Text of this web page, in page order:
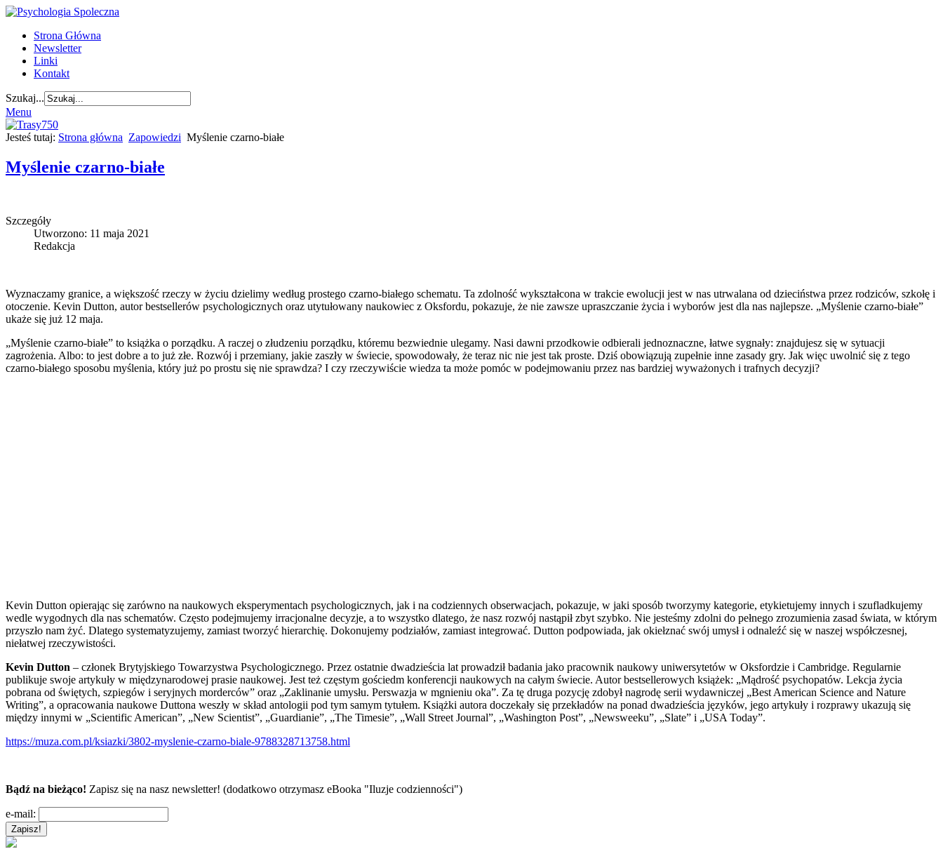
Strona Główna
Newsletter
Linki
Kontakt
Szukaj...
Menu
Jesteś tutaj: Strona główna Zapowiedzi Myślenie czarno-białe
Myślenie czarno-białe
Szczegóły
Utworzono: 11 maja 2021
Redakcja
Wyznaczamy granice, a większość rzeczy w życiu dzielimy według prostego czarno-białego schematu. Ta zdolność wykształcona w trakcie ewolucji jest w nas utrwalana od dzieciństwa przez rodziców, szkołę i
otoczenie. Kevin Dutton, autor bestsellerów psychologicznych oraz utytułowany naukowiec z Oksfordu, pokazuje, że nie zawsze upraszczanie życia i wyborów jest dla nas najlepsze. „Myślenie czarno-białe”
ukaże się już 12 maja.
„Myślenie czarno-białe” to książka o porządku. A raczej o złudzeniu porządku, któremu bezwiednie ulegamy. Nasi dawni przodkowie odbierali jednoznaczne, łatwe sygnały: znajdujesz się w sytuacji
zagrożenia. Albo: to jest dobre a to już złe. Rozwój i przemiany, jakie zaszły w świecie, spowodowały, że teraz nic nie jest tak proste. Dziś obowiązują zupełnie inne zasady gry. Jak więc uwolnić się z tego
czarno-białego sposobu myślenia, który już po prostu się nie sprawdza? I czy rzeczywiście wiedza ta może pomóc w podejmowaniu przez nas bardziej wyważonych i trafnych decyzji?
Kevin Dutton opierając się zarówno na naukowych eksperymentach psychologicznych, jak i na codziennych obserwacjach, pokazuje, w jaki sposób tworzymy kategorie, etykietujemy innych i szufladkujemy
wedle wygodnych dla nas schematów. Często podejmujemy irracjonalne decyzje, a to wszystko dlatego, że nasz rozwój nastąpił zbyt szybko. Nie jesteśmy zdolni do pełnego zrozumienia zasad świata, w którym
przyszło nam żyć. Dlatego systematyzujemy, zamiast tworzyć hierarchię. Dokonujemy podziałów, zamiast integrować. Dutton podpowiada, jak okiełznać swój umysł i odnaleźć się w naszej współczesnej,
niełatwej rzeczywistości.
Kevin Dutton – członek Brytyjskiego Towarzystwa Psychologicznego. Przez ostatnie dwadzieścia lat prowadził badania jako pracownik naukowy uniwersytetów w Oksfordzie i Cambridge. Regularnie
publikuje swoje artykuły w międzynarodowej prasie naukowej. Jest też częstym gościedm konferencji naukowych na całym świecie. Autor bestsellerowych książek: „Mądrość psychopatów. Lekcja życia
pobrana od świętych, szpiegów i seryjnych morderców” oraz „Zaklinanie umysłu. Perswazja w mgnieniu oka”. Za tę druga pozycję zdobył nagrodę serii wydawniczej „Best American Science and Nature
Writing”, a opracowania naukowe Duttona weszły w skład antologii pod tym samym tytułem. Książki autora doczekały się przekładów na ponad dwadzieścia języków, jego artykuły i rozprawy ukazują się
między innymi w „Scientific American”, „New Scientist”, „Guardianie”, „The Timesie”, „Wall Street Journal”, „Washington Post”, „Newsweeku”, „Slate” i „USA Today”.
https://muza.com.pl/ksiazki/3802-myslenie-czarno-biale-9788328713758.html
Bądź na bieżąco! Zapisz się na nasz newsletter! (dodatkowo otrzymasz eBooka "Iluzje codzienności")
e-mail: